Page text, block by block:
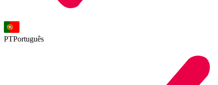
PTPortuguês